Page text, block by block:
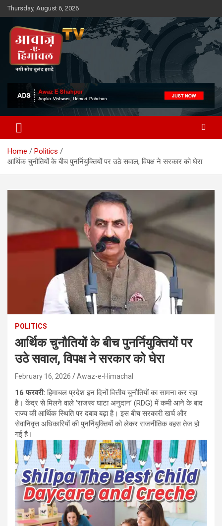
Skip
to
content
Thursday, August 6, 2026
Awaz-E-Shahpur
Home
Politics
आर्थिक चुनौतियों के बीच पुनर्नियुक्तियों पर उठे सवाल, विपक्ष ने सरकार को घेरा
POLITICS
आर्थिक चुनौतियों के बीच पुनर्नियुक्तियों पर
उठे सवाल, विपक्ष ने सरकार को घेरा
February 16, 2026 Awaz-e-Himachal
16 फरवरी:हिमाचल प्रदेश इन दिनों वित्तीय चुनौतियों का सामना कर रहा
है। केंद्र से मिलने वाले ‘राजस्व घाटा अनुदान’ (RDG) में कमी आने के बाद
राज्य की आर्थिक स्थिति पर दबाव बढ़ा है। इस बीच सरकारी खर्च और
सेवानिवृत्त अधिकारियों की पुनर्नियुक्तियों को लेकर राजनीतिक बहस तेज हो
गई है।